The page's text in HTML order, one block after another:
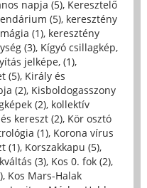
napja (5), Keresztelő
(5), keresztény
(1), keresztény
(3), Kígyó csillagkép,
jelképe, (1),
(5), Király és
(2), Kisboldogasszony
(2), kollektív
kereszt (2), Kör osztó
(1), Korona vírus
(1), Korszakkapu (5),
(3), Kos 0. fok (2),
, Kos Mars-Halak